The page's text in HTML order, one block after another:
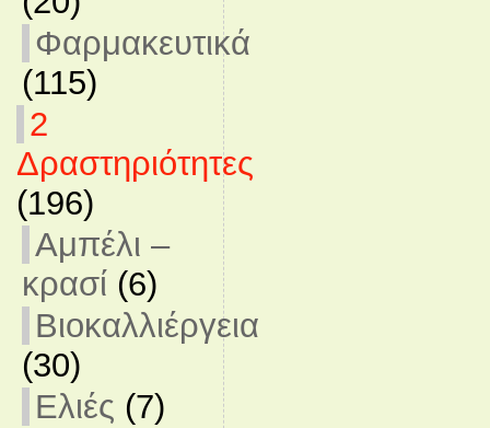
Φαρμακευτικά
(115)
2
Δραστηριότητες
(196)
Αμπέλι –
κρασί (6)
Βιοκαλλιέργεια
(30)
Ελιές (7)